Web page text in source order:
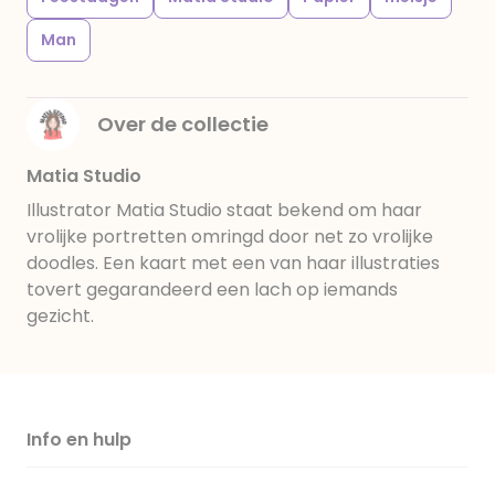
Man
Over de collectie
Matia Studio
Illustrator Matia Studio staat bekend om haar
vrolijke portretten omringd door net zo vrolijke
doodles. Een kaart met een van haar illustraties
tovert gegarandeerd een lach op iemands
gezicht.
Info en hulp